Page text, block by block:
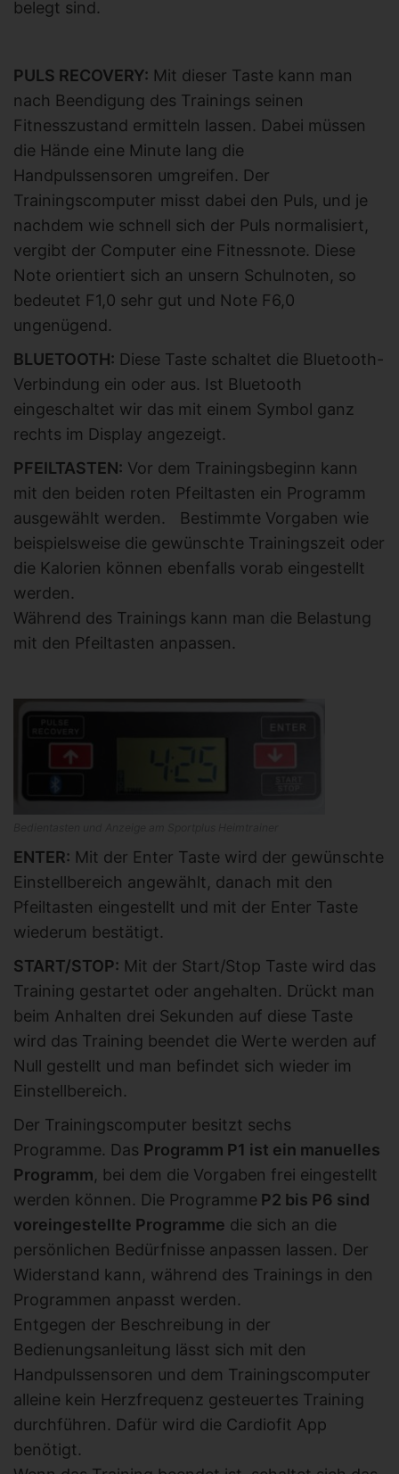
belegt sind.
PULS RECOVERY: Mit dieser Taste kann man
nach Beendigung des Trainings seinen
Fitnesszustand ermitteln lassen. Dabei müssen
die Hände eine Minute lang die
Handpulssensoren umgreifen. Der
Trainingscomputer misst dabei den Puls, und je
nachdem wie schnell sich der Puls normalisiert,
vergibt der Computer eine Fitnessnote. Diese
Note orientiert sich an unsern Schulnoten, so
bedeutet F1,0 sehr gut und Note F6,0
ungenügend.
BLUETOOTH: Diese Taste schaltet die Bluetooth-
Verbindung ein oder aus. Ist Bluetooth
eingeschaltet wir das mit einem Symbol ganz
rechts im Display angezeigt.
PFEILTASTEN: Vor dem Trainingsbeginn kann
mit den beiden roten Pfeiltasten ein Programm
ausgewählt werden. Bestimmte Vorgaben wie
beispielsweise die gewünschte Trainingszeit oder
die Kalorien können ebenfalls vorab eingestellt
werden.
Während des Trainings kann man die Belastung
mit den Pfeiltasten anpassen.
ENTER: Mit der Enter Taste wird der gewünschte
Einstellbereich angewählt, danach mit den
Pfeiltasten eingestellt und mit der Enter Taste
wiederum bestätigt.
START/STOP: Mit der Start/Stop Taste wird das
Training gestartet oder angehalten. Drückt man
beim Anhalten drei Sekunden auf diese Taste
wird das Training beendet die Werte werden auf
Null gestellt und man befindet sich wieder im
Einstellbereich.
Der Trainingscomputer besitzt sechs
Programme. Das Programm P1 ist ein manuelles
Programm, bei dem die Vorgaben frei eingestellt
werden können. Die Programme P2 bis P6 sind
voreingestellte Programme die sich an die
persönlichen Bedürfnisse anpassen lassen. Der
Widerstand kann, während des Trainings in den
Programmen anpasst werden.
Entgegen der Beschreibung in der
Bedienungsanleitung lässt sich mit den
Handpulssensoren und dem Trainingscomputer
alleine kein Herzfrequenz gesteuertes Training
durchführen. Dafür wird die Cardiofit App
benötigt.